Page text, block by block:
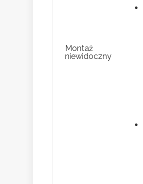
Montaż
niewidoczny